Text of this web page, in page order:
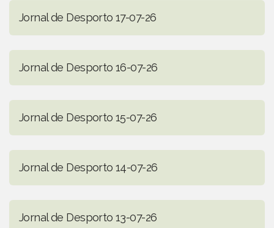
Jornal de Desporto 17-07-26
Jornal de Desporto 16-07-26
Jornal de Desporto 15-07-26
Jornal de Desporto 14-07-26
Jornal de Desporto 13-07-26